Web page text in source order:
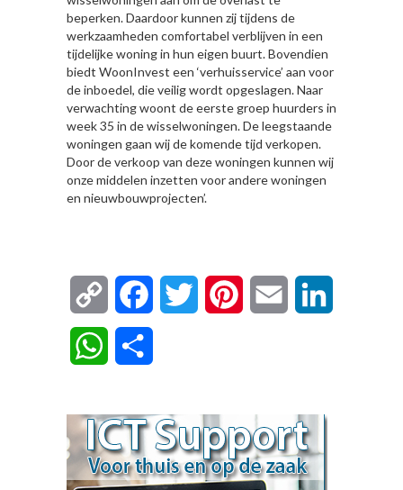
beperken. Daardoor kunnen zij tijdens de
werkzaamheden comfortabel verblijven in een
tijdelijke woning in hun eigen buurt. Bovendien
biedt WoonInvest een ‘verhuisservice’ aan voor
de inboedel, die veilig wordt opgeslagen. Naar
verwachting woont de eerste groep huurders in
week 35 in de wisselwoningen. De leegstaande
woningen gaan wij de komende tijd verkopen.
Door de verkoop van deze woningen kunnen wij
onze middelen inzetten voor andere woningen
en nieuwbouwprojecten’.
Copy
Link
FacebookTwitter Pinterest Email
WhatsApp